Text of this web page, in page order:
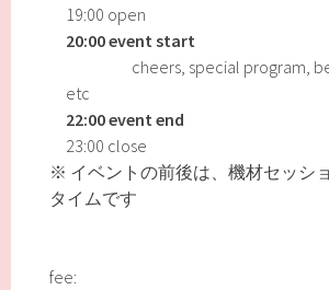
19:00 open
20:00 event start
cheers, special program,
etc
22:00 event end
23:00 close
※ イベントの前後は、機材セッシ
タイムです
fee: